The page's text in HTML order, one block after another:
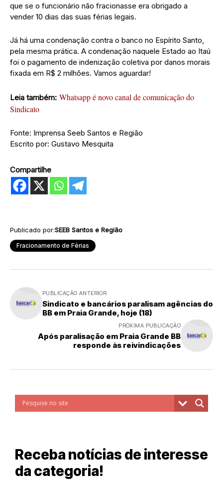
que se o funcionário não fracionasse era obrigado a
vender 10 dias das suas férias legais.
Já há uma condenação contra o banco no Espírito Santo,
pela mesma prática. A condenação naquele Estado ao Itaú
foi o pagamento de indenização coletiva por danos morais
fixada em R$ 2 milhões. Vamos aguardar!
Leia também: Whatsapp é novo canal de comunicação do
Sindicato
Fonte: Imprensa Seeb Santos e Região
Escrito por: Gustavo Mesquita
Compartilhe
Publicado por:SEEB Santos e Região
Fracionamento de Férias
PUBLICAÇÃO ANTERIOR
Sindicato e bancários paralisam agências do
BB em Praia Grande, hoje (18)
PRÓXIMA PUBLICAÇÃO
Após paralisação em Praia Grande BB
responde às reivindicações
Receba notícias de interesse
da categoria!